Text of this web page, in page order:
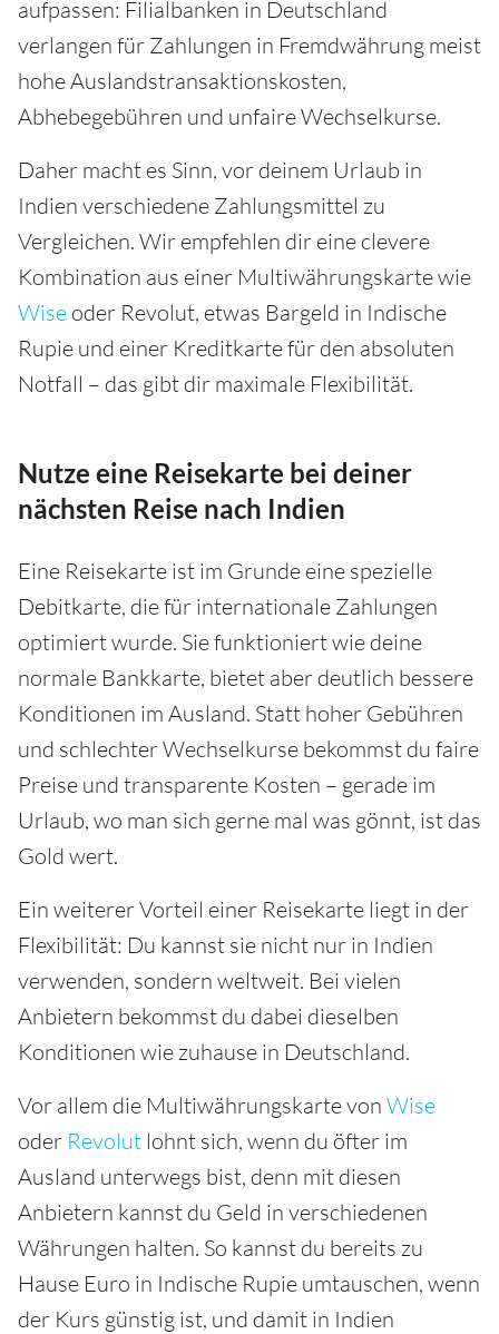
aufpassen: Filialbanken in Deutschland
verlangen für Zahlungen in Fremdwährung meist
hohe Auslandstransaktionskosten,
Abhebegebühren und unfaire Wechselkurse.
Daher macht es Sinn, vor deinem Urlaub in
Indien verschiedene Zahlungsmittel zu
Vergleichen. Wir empfehlen dir eine clevere
Kombination aus einer Multiwährungskarte wie
Wise oder Revolut, etwas Bargeld in Indische
Rupie und einer Kreditkarte für den absoluten
Notfall – das gibt dir maximale Flexibilität.
Nutze eine Reisekarte bei deiner
nächsten Reise nach Indien
Eine Reisekarte ist im Grunde eine spezielle
Debitkarte, die für internationale Zahlungen
optimiert wurde. Sie funktioniert wie deine
normale Bankkarte, bietet aber deutlich bessere
Konditionen im Ausland. Statt hoher Gebühren
und schlechter Wechselkurse bekommst du faire
Preise und transparente Kosten – gerade im
Urlaub, wo man sich gerne mal was gönnt, ist das
Gold wert.
Ein weiterer Vorteil einer Reisekarte liegt in der
Flexibilität: Du kannst sie nicht nur in Indien
verwenden, sondern weltweit. Bei vielen
Anbietern bekommst du dabei dieselben
Konditionen wie zuhause in Deutschland.
Vor allem die Multiwährungskarte von Wise
oder Revolut lohnt sich, wenn du öfter im
Ausland unterwegs bist, denn mit diesen
Anbietern kannst du Geld in verschiedenen
Währungen halten. So kannst du bereits zu
Hause Euro in Indische Rupie umtauschen, wenn
der Kurs günstig ist, und damit in Indien